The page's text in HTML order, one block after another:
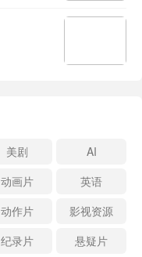
美剧
AI
动画片
英语
动作片
影视资源
纪录片
悬疑片